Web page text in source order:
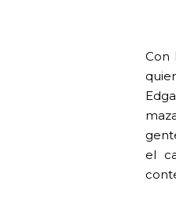
Con
el